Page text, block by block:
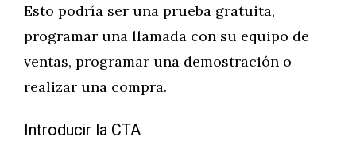
Esto podría ser una prueba gratuita,
programar una llamada con su equipo de
ventas, programar una demostración o
realizar una compra.
Introducir la CTA